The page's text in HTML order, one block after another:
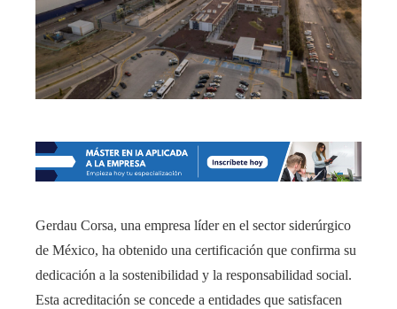
​Gerdau Corsa, una empresa líder en el sector siderúrgico
de México, ha obtenido una certificación que confirma su
dedicación a la sostenibilidad y la responsabilidad social.
Esta acreditación se concede a entidades que satisfacen